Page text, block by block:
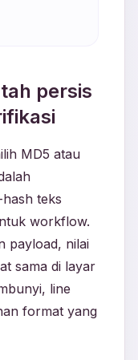
persis
MD5 atau
teks
workflow.
payload, nilai
sama di layar
line
format yang